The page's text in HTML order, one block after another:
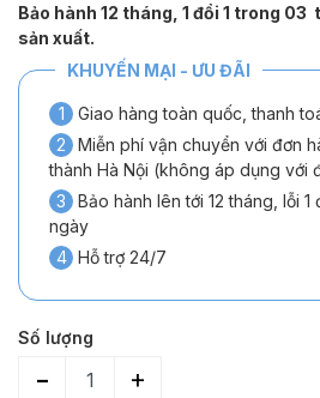
Bảo hành 12 tháng, 1 đổi 1 trong
sản xuất.
KHUYẾN MẠI - ƯU ĐÃI
1
Giao hàng toàn quốc, thanh
2
Miễn phí vận chuyển với đơn
thành Hà Nội (không áp dụng với
3
Bảo hành lên tới 12 tháng, lỗi
ngày
4 Hỗ trợ 24/7
Số lượng
- +